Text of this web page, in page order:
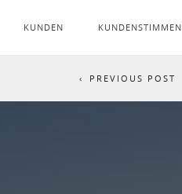
KUNDEN KUNDENSTIMMEN
PREVIOUS POST